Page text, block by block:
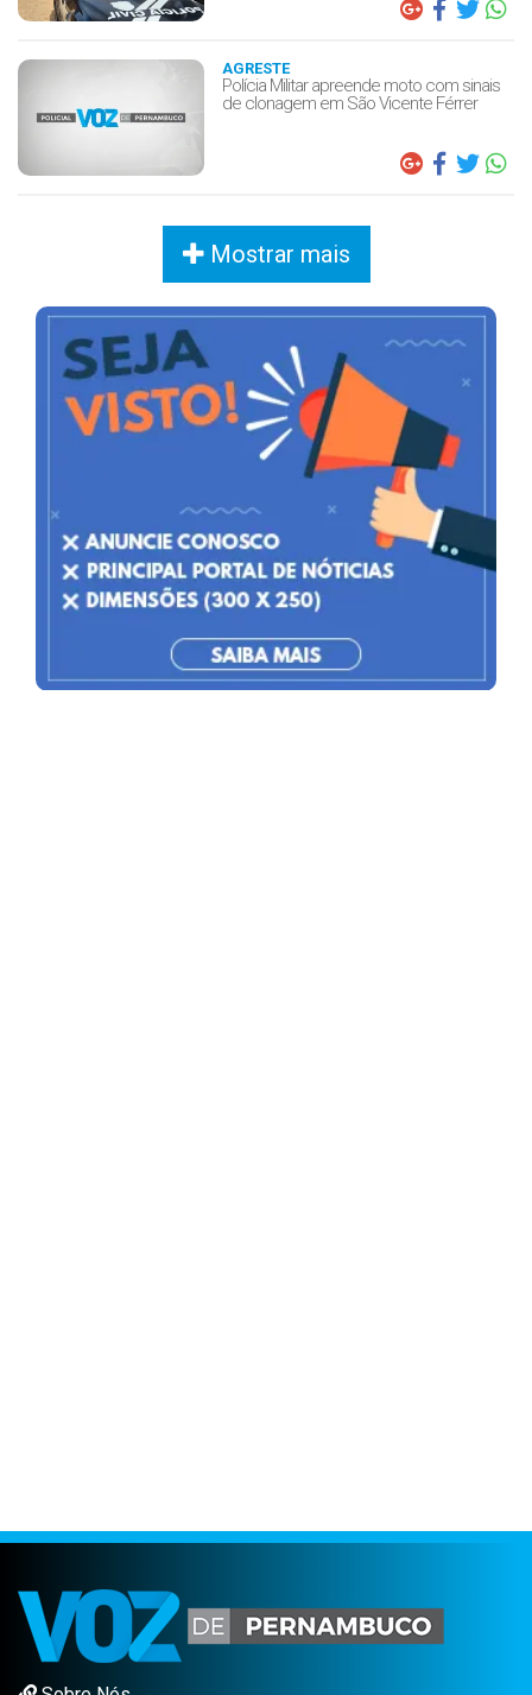
AGRESTE
Polícia Militar apreende moto com sinais
de clonagem em São Vicente Férrer
Mostrar mais